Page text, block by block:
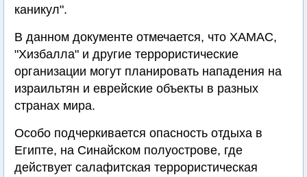
каникул".
В данном документе отмечается, что ХАМАС,
"Хизбалла" и другие террористические
организации могут планировать нападения на
израильтян и еврейские объекты в разных
странах мира.
Особо подчеркивается опасность отдыха в
Египте, на Синайском полуострове, где
действует салафитская террористическая